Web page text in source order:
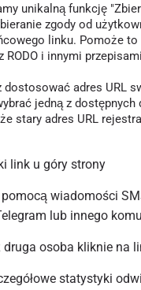
unikalną funkcję
zgody od
linku. Pomoże to
RODO i innymi
dostosować adres URL
jedną z dostępnych
stary adres URL
link u góry strony
wiadomości
lub innego
druga osoba kliknie na
statystyki